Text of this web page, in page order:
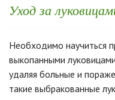
Уход за
Необходимо научиться
выкопанными
удаляя больные и
такие выбракованные